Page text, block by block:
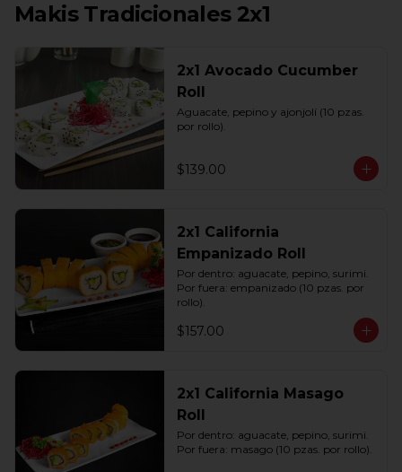
Makis Tradicionales 2x1
2x1 Avocado Cucumber
Roll
Aguacate, pepino y ajonjolí (10 pzas.
por rollo).
$139.00
2x1 California
Empanizado Roll
Por dentro: aguacate, pepino, surimi.
Por fuera: empanizado (10 pzas. por
rollo).
$157.00
2x1 California Masago
Roll
Por dentro: aguacate, pepino, surimi.
Por fuera: masago (10 pzas. por rollo).